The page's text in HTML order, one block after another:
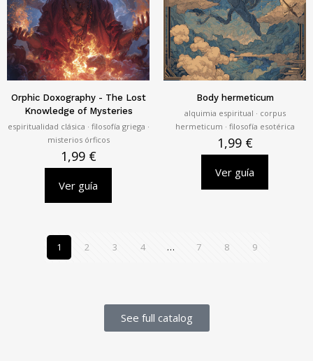
Orphic Doxography - The Lost
Knowledge of Mysteries
espiritualidad clásica · filosofía griega ·
misterios órficos
1,99 €
Ver guía
Body hermeticum
alquimia espiritual · corpus
hermeticum · filosofía esotérica
1,99 €
Ver guía
1 2 3 4 … 7 8 9
See full catalog